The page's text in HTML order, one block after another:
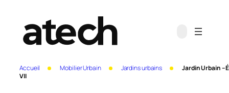
Accueil Mobilier Urbain Jardins urbains
Jardin Urbain –
VII